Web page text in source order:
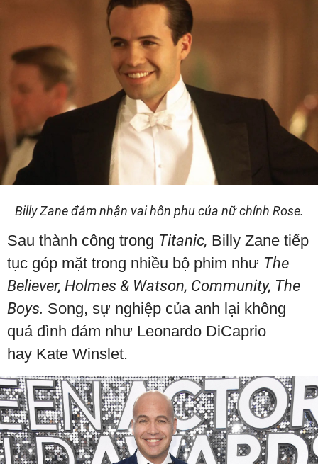
Billy Zane đảm nhận vai hôn phu của nữ chính Rose.
Sau thành công trong Titanic, Billy Zane tiếp
tục góp mặt trong nhiều bộ phim như The
Believer, Holmes & Watson, Community, The
Boys. Song, sự nghiệp của anh lại không
quá đình đám như Leonardo DiCaprio
hay Kate Winslet.